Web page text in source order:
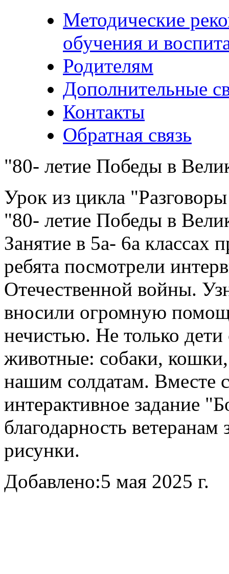
Методические
обучения и
Родителям
Дополнительные
Контакты
Обратная связь
"80- летие Победы в
Урок из цикла
"80- летие Победы в
Занятие в 5а- 6а
ребята посмотрели
Отечественной войны.
вносили огромную
нечистью. Не только
животные: собаки,
нашим солдатам. Вместе
интерактивное задание
благодарность ветеранам
рисунки.
Добавлено:5 мая 2025 г.